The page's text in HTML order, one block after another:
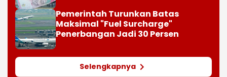
Pemerintah Turunkan Batas
Maksimal "Fuel Surcharge"
Penerbangan Jadi 30 Persen
Selengkapnya